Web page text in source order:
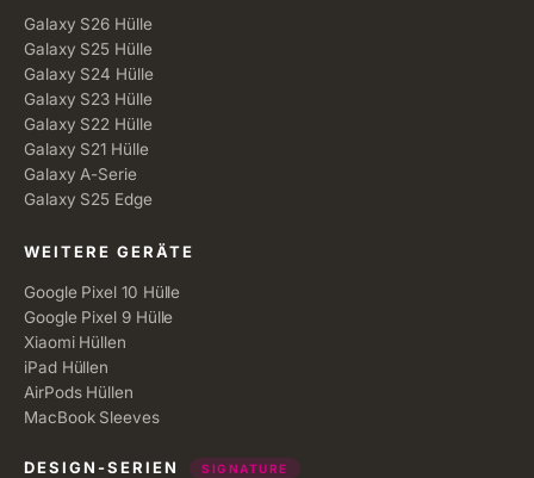
Galaxy S26 Hülle
Galaxy S25 Hülle
Galaxy S24 Hülle
Galaxy S23 Hülle
Galaxy S22 Hülle
Galaxy S21 Hülle
Galaxy A-Serie
Galaxy S25 Edge
WEITERE GERÄTE
Google Pixel 10 Hülle
Google Pixel 9 Hülle
Xiaomi Hüllen
iPad Hüllen
AirPods Hüllen
MacBook Sleeves
DESIGN-SERIEN SIGNATURE